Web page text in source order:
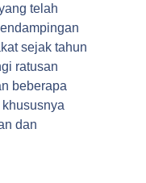
telah
sejak tahun
ratusan
beberapa
dan